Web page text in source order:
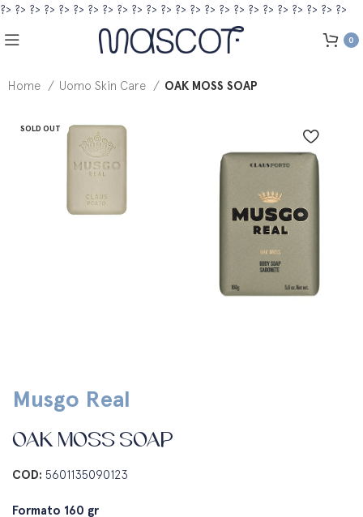
?> ?> ?> ?> ?> ?> ?> ?> ?> ?> ?> ?> ?> ?> ?> ?> ?> ?> ?> ?> ?> ?> ?> ?>
0
Home Uomo Skin Care OAK MOSS SOAP
SOLD OUT
Musgo Real
OAK MOSS SOAP
COD:5601135090123
Formato 160 gr